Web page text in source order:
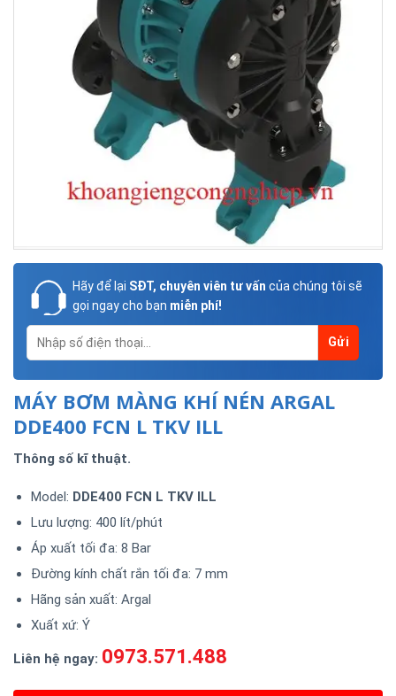
Hãy để lại SĐT, chuyên viên tư vấn của chúng tôi sẽ
gọi ngay cho bạn miễn phí!
MÁY BƠM MÀNG KHÍ NÉN ARGAL
DDE400 FCN L TKV ILL
Thông số kĩ thuật.
Model: DDE400 FCN L TKV ILL
Lưu lượng: 400 lít/phút
Áp xuất tối đa: 8 Bar
Đường kính chất rắn tối đa: 7 mm
Hãng sản xuất: Argal
Xuất xứ: Ý
Liên hệ ngay: 0973.571.488